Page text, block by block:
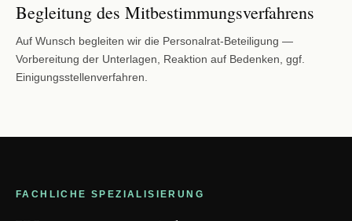
Begleitung des Mitbestimmungsverfahrens
Auf Wunsch begleiten wir die Personalrat-Beteiligung —
Vorbereitung der Unterlagen, Reaktion auf Bedenken, ggf.
Einigungsstellenverfahren.
FACHLICHE SPEZIALISIERUNG